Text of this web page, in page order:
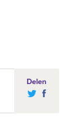
Delen